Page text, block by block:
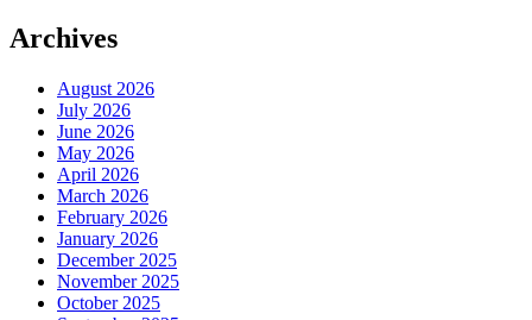
Archives
August 2026
July 2026
June 2026
May 2026
April 2026
March 2026
February 2026
January 2026
December 2025
November 2025
October 2025